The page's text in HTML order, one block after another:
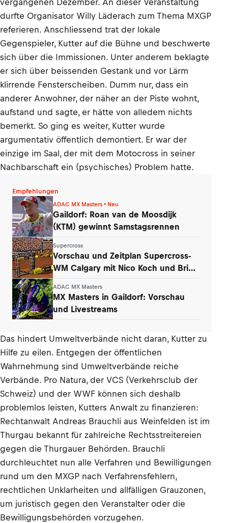
vergangenen Dezember. An dieser Veranstaltung
durfte Organisator Willy Läderach zum Thema MXGP
referieren. Anschliessend trat der lokale
Gegenspieler, Kutter auf die Bühne und beschwerte
sich über die Immissionen. Unter anderem beklagte
er sich über beissenden Gestank und vor Lärm
klirrende Fensterscheiben. Dumm nur, dass ein
anderer Anwohner, der näher an der Piste wohnt,
aufstand und sagte, er hätte von alledem nichts
bemerkt. So ging es weiter, Kutter wurde
argumentativ öffentlich demontiert. Er war der
einzige im Saal, der mit dem Motocross in seiner
Nachbarschaft ein (psychisches) Problem hatte.
Empfehlungen
ADAC MX Masters • Neu
Gaildorf: Roan van de Moosdijk
(KTM) gewinnt Samstagsrennen
Supercross
Vorschau und Zeitplan Supercross-
WM Calgary mit Nico Koch und Brian
ADAC MX Masters
MX Masters in Gaildorf: Vorschau
und Livestreams
Das hindert Umweltverbände nicht daran, Kutter zu
Hilfe zu eilen. Entgegen der öffentlichen
Wahrnehmung sind Umweltverbände reiche
Verbände. Pro Natura, der VCS (Verkehrsclub der
Schweiz) und der WWF können sich deshalb
problemlos leisten, Kutters Anwalt zu finanzieren:
Rechtanwalt Andreas Brauchli aus Weinfelden ist im
Thurgau bekannt für zahlreiche Rechtsstreitereien
gegen die Thurgauer Behörden. Brauchli
durchleuchtet nun alle Verfahren und Bewilligungen
rund um den MXGP nach Verfahrensfehlern,
rechtlichen Unklarheiten und allfälligen Grauzonen,
um juristisch gegen den Veranstalter oder die
Bewilligungsbehörden vorzugehen.